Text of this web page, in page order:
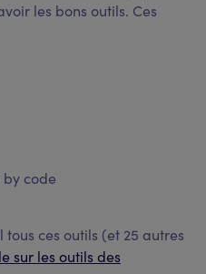
les bons outils. Ces
code
ces outils (et 25 autres
sur les outils des